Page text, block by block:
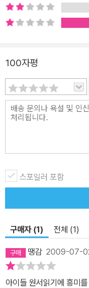
100자평
스포일러 포함
구매자 (1) 전체 (1)
땡감2009-07-
아이들 원서읽기에 흥미